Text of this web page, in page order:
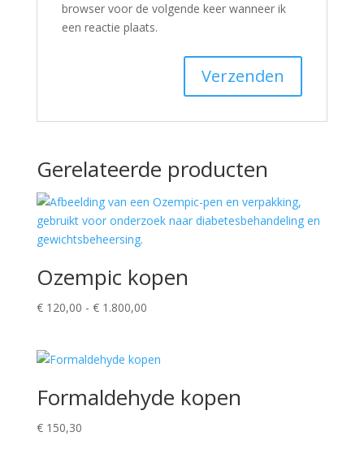
browser voor de volgende keer wanneer ik
een reactie plaats.
Gerelateerde producten
Ozempic kopen
€120,00 - €1.800,00Prijsklasse:
€ 1.800,00
Formaldehyde kopen
€150,30